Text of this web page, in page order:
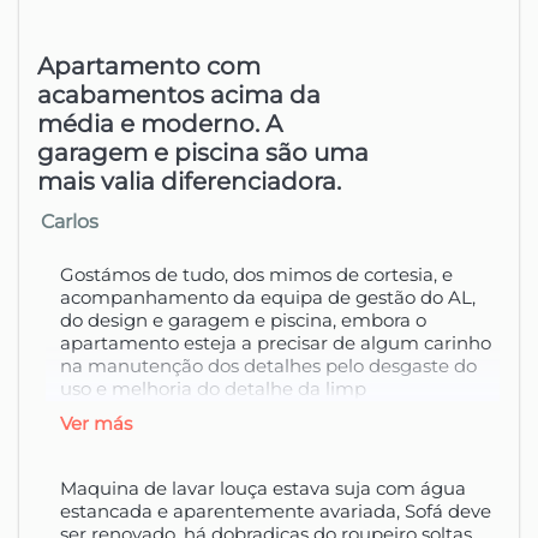
comodidad a su estancia.
El apartamento incluye una plaza de
aparcamiento privado en el edificio,
accesible por ascensor, garantizando
facilidad y seguridad para quienes
opten por explorar Madeira en coche.
Desde esta ubicación central, podrá en
pocos minutos visitar la romántica
parroquia del Monte, el pintoresco
pueblo de Câmara de Lobos o el
impresionante mirador del Cabo Girão,
el acantilado más alto de Europa y el
segundo más grande del mundo. En
inolvidable, o si se aventura en los
senderos y levadas de la isla. Al norte,
Apartamento com
acabamentos acima da
média e moderno. A
garagem e piscina são uma
mais valia diferenciadora.
Carlos
Gostámos de tudo, dos mimos de cortesia, e
acompanhamento da equipa de gestão do AL,
do design e garagem e piscina, embora o
apartamento esteja a precisar de algum carinho
na manutenção dos detalhes pelo desgaste do
uso e melhoria do detalhe da limp
ver más
Maquina de lavar louça estava suja com água
estancada e aparentemente avariada, Sofá deve